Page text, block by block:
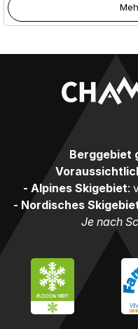
Berggebiet
- Alpines Skigebiet:
- Nordisches
Je nach